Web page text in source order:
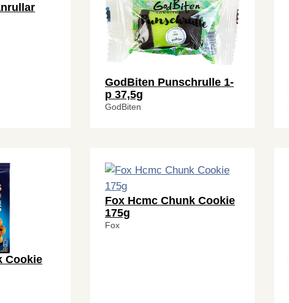
GodBiten Punschrulle 1-
p 37,5g
GodBiten
Cookie
Fox Hcmc Chunk Cookie
175g
Fox